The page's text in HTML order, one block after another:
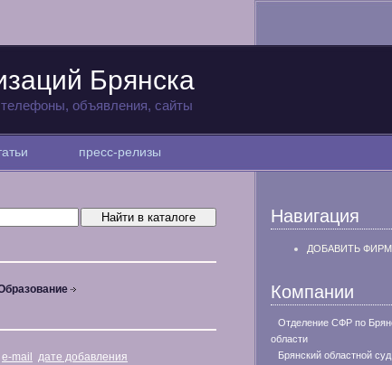
Брянска
телефоны, объявления, сайты
пресс-релизы
e-mail дате добавления
Навигация
ДОБАВИТЬ
Компании
Отделение СФР по
области
Брянский областной суд